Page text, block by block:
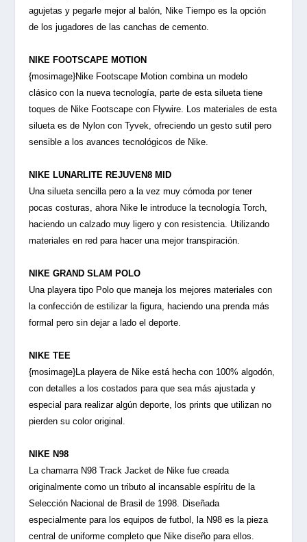
agujetas y pegarle mejor al balón, Nike Tiempo es la opción
de los jugadores de las canchas de cemento.
NIKE FOOTSCAPE MOTION
{mosimage}Nike Footscape Motion combina un modelo
clásico con la nueva tecnología, parte de esta silueta tiene
toques de Nike Footscape con Flywire. Los materiales de esta
silueta es de Nylon con Tyvek, ofreciendo un gesto sutil pero
sensible a los avances tecnológicos de Nike.
NIKE LUNARLITE REJUVEN8 MID
Una silueta sencilla pero a la vez muy cómoda por tener
pocas costuras, ahora Nike le introduce la tecnología Torch,
haciendo un calzado muy ligero y con resistencia. Utilizando
materiales en red para hacer una mejor transpiración.
NIKE GRAND SLAM POLO
Una playera tipo Polo que maneja los mejores materiales con
la confección de estilizar la figura, haciendo una prenda más
formal pero sin dejar a lado el deporte.
NIKE TEE
{mosimage}La playera de Nike está hecha con 100% algodón,
con detalles a los costados para que sea más ajustada y
especial para realizar algún deporte, los prints que utilizan no
pierden su color original.
NIKE N98
La chamarra N98 Track Jacket de Nike fue creada
originalmente como un tributo al incansable espíritu de la
Selección Nacional de Brasil de 1998. Diseñada
especialmente para los equipos de futbol, la N98 es la pieza
central de uniforme completo que Nike diseño para ellos.